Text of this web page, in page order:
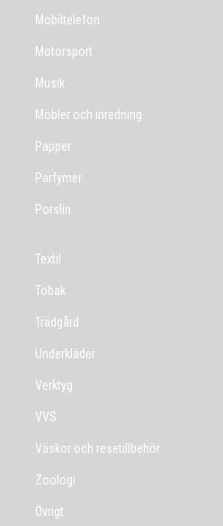
Mobiltelefon
Motorsport
Musik
Möbler och inredning
Papper
Parfymer
Porslin
Textil
Tobak
Trädgård
Underkläder
Verktyg
VVS
Väskor och resetillbehör
Zoologi
Övrigt